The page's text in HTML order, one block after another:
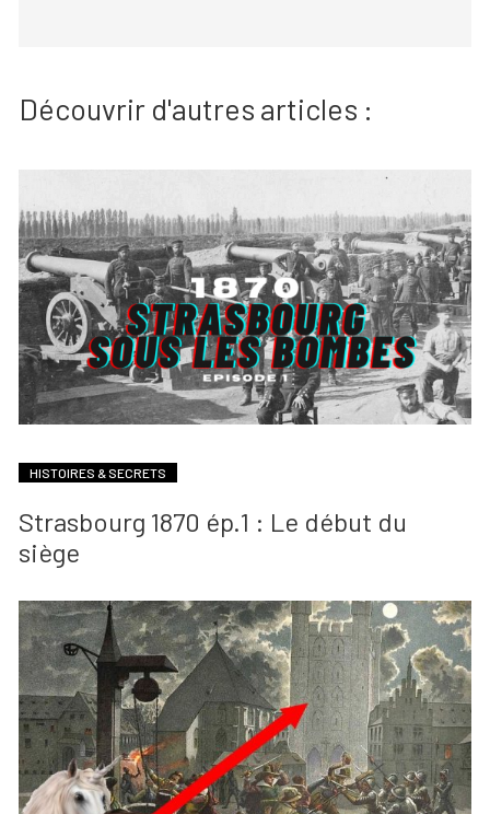
Découvrir d'autres articles :
HISTOIRES & SECRETS
Strasbourg 1870 ép.1 : Le début du
siège